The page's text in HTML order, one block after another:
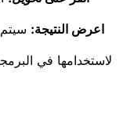
اعرض النتيجة: